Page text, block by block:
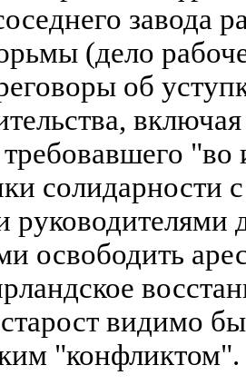
завода
(дело
об
солидарности
освободить
видимо
"конфликтом".